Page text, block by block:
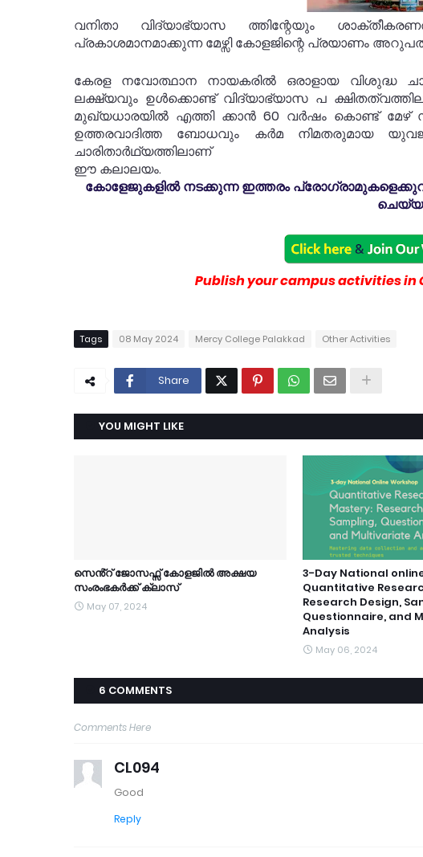
വനിതാ വിദ്യാഭ്യാസ ത്തിന്റേയും
പ്രകാശമാനമാക്കുന്ന മേഴ്സി കോളജിന്റെ പ്രയാണം
കേരള നവോത്ഥാന നായകരിൽ ഒരാളായ വിശുദ്ധ
ലക്ഷ്യവും ഉൾക്കൊണ്ട് വിദ്യാഭ്യാസ പ
മുഖ്യധാരയിൽ എത്തി ക്കാൻ 60 വർഷം കൊണ്ട് മേഴ്
ഉത്തരവാദിത്ത ബോധവും കർമ നിമതരുമായ
ചാരിതാർഥ്യത്തിലാണ്
ഈ കലാലയം.
കോളേജുകളിൽ നടക്കുന്ന ഇത്തരം
Publish your campus activities in
Tags 08 May 2024 Mercy College Palakkad Other Activities
Share
YOU MIGHT LIKE
സെൻ്റ് ജോസഫ്സ് കോളജിൽ അക്ഷയ
സംരംഭകർക്ക് ക്ലാസ്
May 07, 2024
3-Day National
Quantitative
Research Design,
Questionnaire, and
Analysis
May 06, 2024
6 COMMENTS
Comments Here
CL094
Good
Reply